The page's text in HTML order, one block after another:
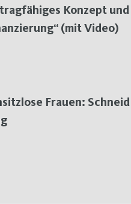
Konzept und
(mit Video)
Frauen: Schneid